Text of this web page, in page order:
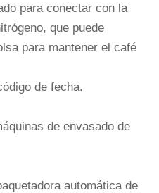
para conectar con la
que puede
para mantener el café
de fecha.
de envasado de
automática de